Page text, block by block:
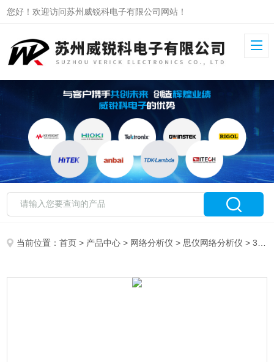
您好！欢迎访问苏州威锐科电子有限公司网站！
当前位置：首页 > 产品中心 > 网络分析仪 > 思仪网络分析仪 > 3674E思仪矢量网络分析仪